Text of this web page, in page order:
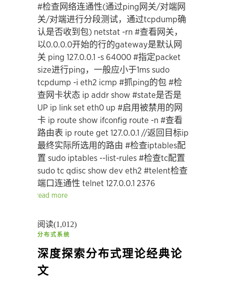
#检查网络连通性(通过ping网关/对端网
关/对端进行分段测试，通过tcpdump确
认是否收到包) netstat -rn #查看网关，
以0.0.0.0开始的行的gateway是默认网
关 ping 127.0.0.1 -s 64000 #指定packet
size进行ping，一般应小于1ms sudo
tcpdump -i eth2 icmp #抓ping的包 #检
查网卡状态 ip addr show #state是否是
UP ip link set eth0 up #启用被禁用的网
卡 ip route show ifconfig route -n #查看
路由表 ip route get 127.0.0.1 //返回目标ip
最终实际所选用的路由 #检查iptables配
置 sudo iptables --list-rules #检查tc配置
sudo tc qdisc show dev eth2 #telent检查
端口连通性 telnet 127.0.0.1 2376
read more
阅读(1,012)
分布式系统
深度探索分布式理论经典论
文